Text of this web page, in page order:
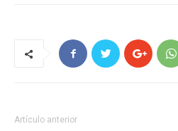
Artículo anterior